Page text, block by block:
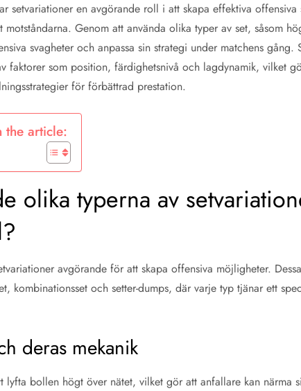
setvariationer en avgörande roll i att skapa effektiva
motståndarna. Genom att använda olika typer av set, såsom
svagheter och anpassa sin strategi under matchens gång.
faktorer som position, färdighetsnivå och lagdynamik, vilket
för förbättrad prestation.
the article:
olika typerna av
avgörande för att skapa offensiva möjligheter.
kombinationsset och setter-dumps, där varje typ tjänar ett
deras mekanik
lyfta bollen högt över nätet, vilket gör att anfallare kan närma